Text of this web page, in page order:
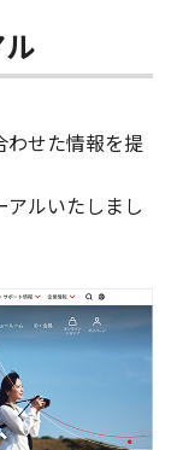
せた情報を提
アルいたしまし